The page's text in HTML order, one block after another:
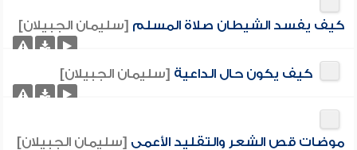
كيف يفسد الشيطان صلاة المسلم [سليمان الجبيلان]
كيف يكون حال الداعية [سليمان الجبيلان]
موضات قص الشعر والتقليد الأعمى [سليمان الجبيلان]